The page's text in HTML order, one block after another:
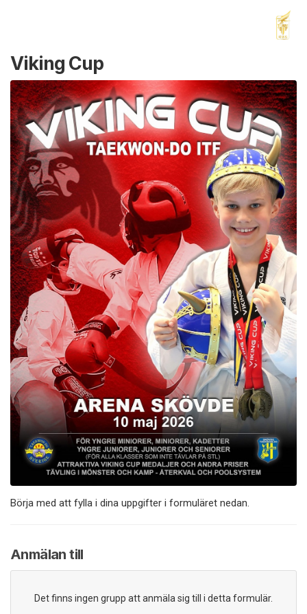
Viking Cup
Börja med att fylla i dina uppgifter i formuläret nedan.
Anmälan till
Det finns ingen grupp att anmäla sig till i detta formulär.